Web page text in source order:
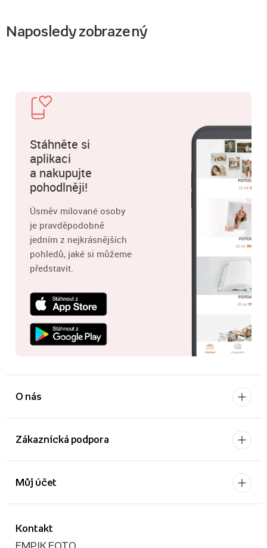
Naposledy zobrazený
Stáhněte si
aplikaci
a nakupujte
pohodlněji!
Úsměv milované osoby
je pravděpodobně
jedním z nejkrásnějších
pohledů, jaké si můžeme
představit.
O nás
Zákaznícká podpora
Kontakt
EMPIK FOTO
Můj účet